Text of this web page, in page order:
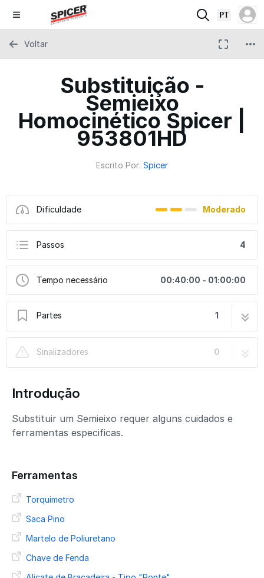
PT
Substituição -
Semieixo
Homocinético Spicer |
953801HD
Escrito Por: Spicer
Dificuldade Moderado
Passos 4
Tempo necessário 00:40:00 - 01:00:00
Partes 1
| 953801HD
Sinalizadores
0
Voltar
Introdução
Substituir um Semieixo requer alguns cuidados e
ferramentas especificas.
Ferramentas
Torquimetro
Saca Pino
Martelo de Poliuretano
Chave de Fenda